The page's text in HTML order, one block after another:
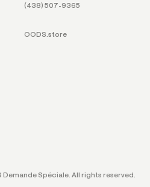
(438) 507-9365
OODS.store
Spéciale. All rights reserved.